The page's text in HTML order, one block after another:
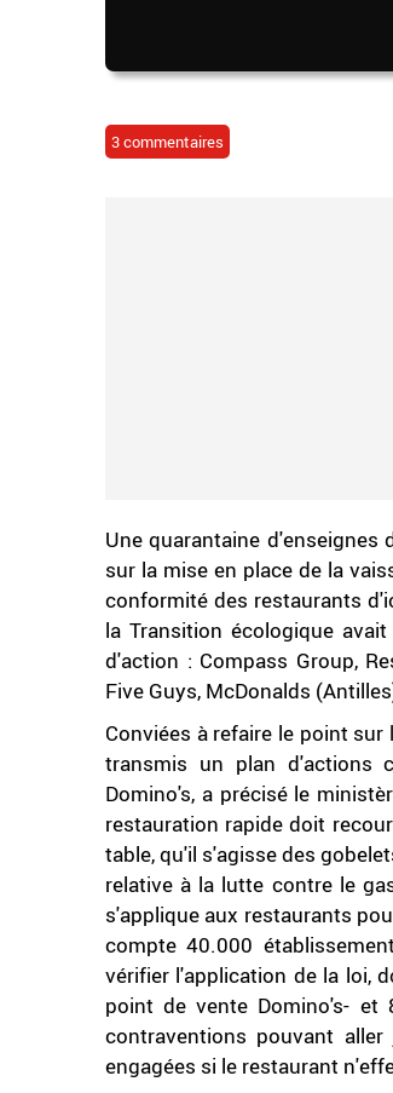
3 commentaires
Une quarantaine
sur la mise en place de la
conformité des restaurants
la Transition écologique
d'action : Compass Group,
Five Guys, McDonalds
Conviées à refaire le point
transmis un plan d'actions
Domino's, a précisé le
restauration rapide doit
table, qu'il s'agisse des
relative à la lutte contre le
s'applique aux restaurants
compte 40.000
vérifier l'application de la loi,
point de vente Domino's- et
contraventions pouvant
engagées si le restaurant